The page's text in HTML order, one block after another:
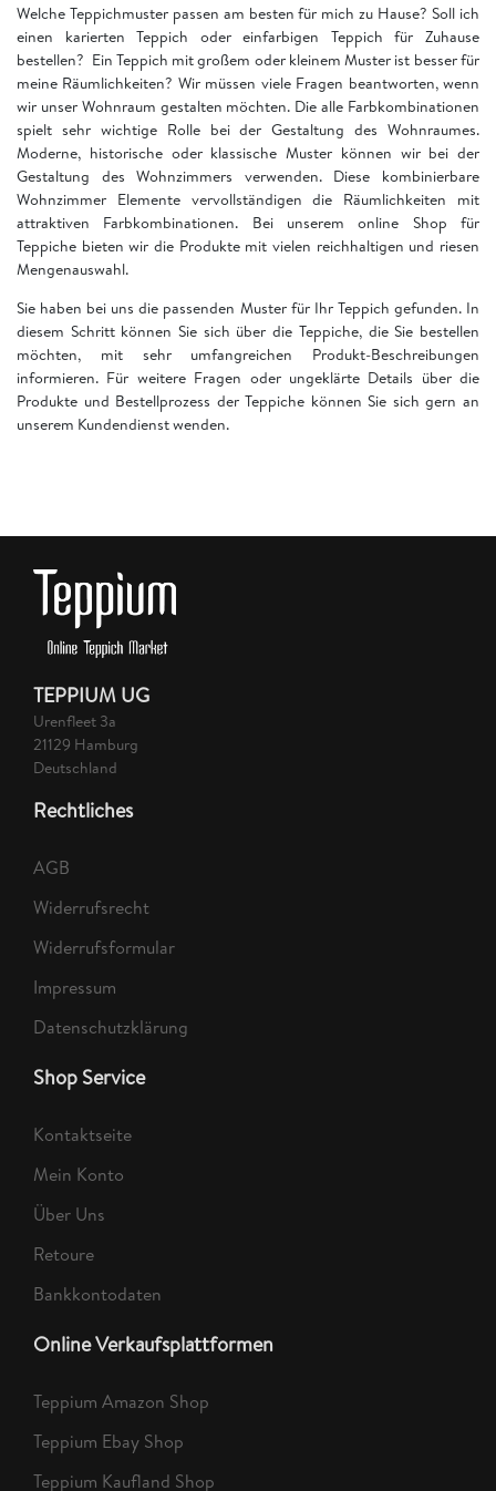
Welche Teppichmuster passen am besten für mich zu Hause? Soll ich
einen karierten Teppich oder einfarbigen Teppich für Zuhause
bestellen? Ein Teppich mit großem oder kleinem Muster ist besser für
meine Räumlichkeiten? Wir müssen viele Fragen beantworten, wenn
wir unser Wohnraum gestalten möchten. Die alle Farbkombinationen
spielt sehr wichtige Rolle bei der Gestaltung des Wohnraumes.
Moderne, historische oder klassische Muster können wir bei der
Gestaltung des Wohnzimmers verwenden. Diese kombinierbare
Wohnzimmer Elemente vervollständigen die Räumlichkeiten mit
attraktiven Farbkombinationen. Bei unserem online Shop für
Teppiche bieten wir die Produkte mit vielen reichhaltigen und riesen
Mengenauswahl.
Sie haben bei uns die passenden Muster für Ihr Teppich gefunden. In
diesem Schritt können Sie sich über die Teppiche, die Sie bestellen
möchten, mit sehr umfangreichen Produkt-Beschreibungen
informieren. Für weitere Fragen oder ungeklärte Details über die
Produkte und Bestellprozess der Teppiche können Sie sich gern an
unserem Kundendienst wenden.
TEPPIUM UG
Urenfleet 3a
21129 Hamburg
Deutschland
Rechtliches
AGB
Widerrufsrecht
Widerrufsformular
Impressum
Datenschutzklärung
Shop Service
Kontaktseite
Mein Konto
Über Uns
Retoure
Bankkontodaten
Online Verkaufsplattformen
Teppium Amazon Shop
Teppium Ebay Shop
Teppium Kaufland Shop